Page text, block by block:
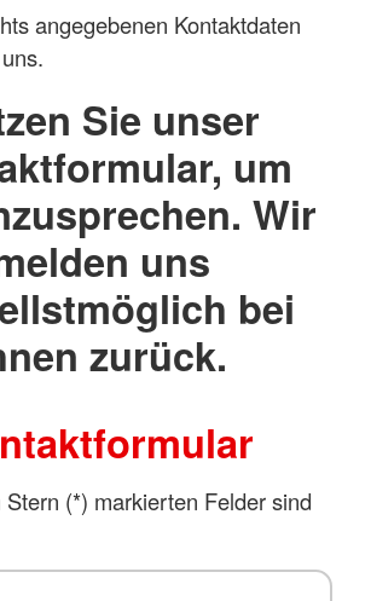
angegebenen Kontaktdaten
Sie unser
um
Wir
uns
bei
zurück.
(*) markierten Felder sind